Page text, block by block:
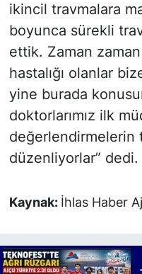
ikincil travmalara
boyunca sürekli
ettik. Zaman
hastalığı olanlar
yine burada
doktorlarımız ilk
değerlendirmelerin
düzenliyorlar” dedi.
Kaynak: İhlas Haber